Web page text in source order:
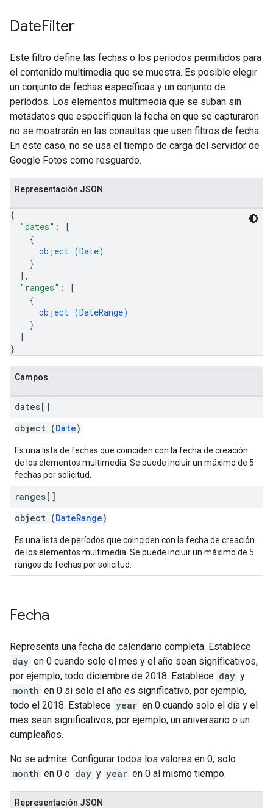
DateFilter
Este filtro define las fechas o los períodos permitidos para
el contenido multimedia que se muestra. Es posible elegir
un conjunto de fechas específicas y un conjunto de
períodos. Los elementos multimedia que se suban sin
metadatos que especifiquen la fecha en que se capturaron
no se mostrarán en las consultas que usen filtros de fecha.
En este caso, no se usa el tiempo de carga del servidor de
Google Fotos como resguardo.
Representación JSON
{
"dates" :
[
{
object (Date)
}
] ,
"ranges" :
[
{
object (DateRange)
}
]
}
Campos
dates[]
object (Date)
Es una lista de fechas que coinciden con la fecha de creación
de los elementos multimedia. Se puede incluir un máximo de 5
fechas por solicitud.
ranges[]
object (DateRange)
Es una lista de períodos que coinciden con la fecha de creación
de los elementos multimedia. Se puede incluir un máximo de 5
rangos de fechas por solicitud.
Fecha
Representa una fecha de calendario completa. Establece
day en 0 cuando solo el mes y el año sean significativos,
por ejemplo, todo diciembre de 2018. Establece day y
month en 0 si solo el año es significativo, por ejemplo,
todo el 2018. Establece year en 0 cuando solo el día y el
mes sean significativos, por ejemplo, un aniversario o un
cumpleaños.
No se admite: Configurar todos los valores en 0, solo
month en 0 o day y year en 0 al mismo tiempo.
Representación JSON